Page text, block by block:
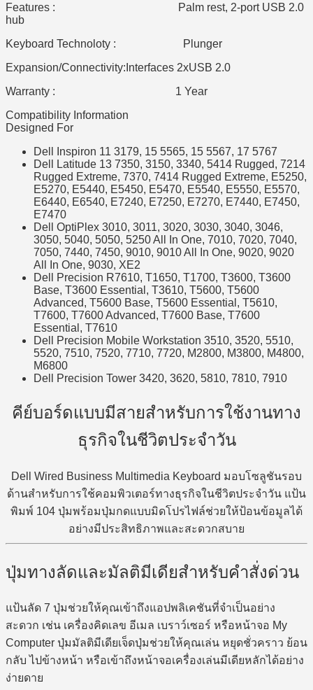
Features : Palm rest, 2-port USB 2.0
hub
Keyboard Technoloty : Plunger
Expansion/Connectivity:Interfaces 2xUSB 2.0
Warranty : 1 Year
Compatibility Information
Designed For
Dell Inspiron 11 3179, 15 5565, 15 5567, 17 5767
Dell Latitude 13 7350, 3150, 3340, 5414 Rugged, 7214
Rugged Extreme, 7370, 7414 Rugged Extreme, E5250,
E5270, E5440, E5450, E5470, E5540, E5550, E5570,
E6440, E6540, E7240, E7250, E7270, E7440, E7450,
E7470
Dell OptiPlex 3010, 3011, 3020, 3030, 3040, 3046,
3050, 5040, 5050, 5250 All In One, 7010, 7020, 7040,
7050, 7440, 7450, 9010, 9010 All In One, 9020, 9020
All In One, 9030, XE2
Dell Precision R7610, T1650, T1700, T3600, T3600
Base, T3600 Essential, T3610, T5600, T5600
Advanced, T5600 Base, T5600 Essential, T5610,
T7600, T7600 Advanced, T7600 Base, T7600
Essential, T7610
Dell Precision Mobile Workstation 3510, 3520, 5510,
5520, 7510, 7520, 7710, 7720, M2800, M3800, M4800,
M6800
Dell Precision Tower 3420, 3620, 5810, 7810, 7910
คีย์บอร์ดแบบมีสายสำหรับการใช้งานทาง
ธุรกิจในชีวิตประจำวัน
Dell Wired Business Multimedia Keyboard มอบโซลูชันรอบ
ด้านสำหรับการใช้คอมพิวเตอร์ทางธุรกิจในชีวิตประจำวัน แป้น
พิมพ์ 104 ปุ่มพร้อมปุ่มกดแบบมิดโปรไฟล์ช่วยให้ป้อนข้อมูลได้
อย่างมีประสิทธิภาพและสะดวกสบาย
ปุ่มทางลัดและมัลติมีเดียสำหรับคำสั่งด่วน
แป้นลัด 7 ปุ่มช่วยให้คุณเข้าถึงแอปพลิเคชันที่จำเป็นอย่าง
สะดวก เช่น เครื่องคิดเลข อีเมล เบราว์เซอร์ หรือหน้าจอ My
Computer ปุ่มมัลติมีเดียเจ็ดปุ่มช่วยให้คุณเล่น หยุดชั่วคราว ย้อน
กลับ ไปข้างหน้า หรือเข้าถึงหน้าจอเครื่องเล่นมีเดียหลักได้อย่าง
ง่ายดาย